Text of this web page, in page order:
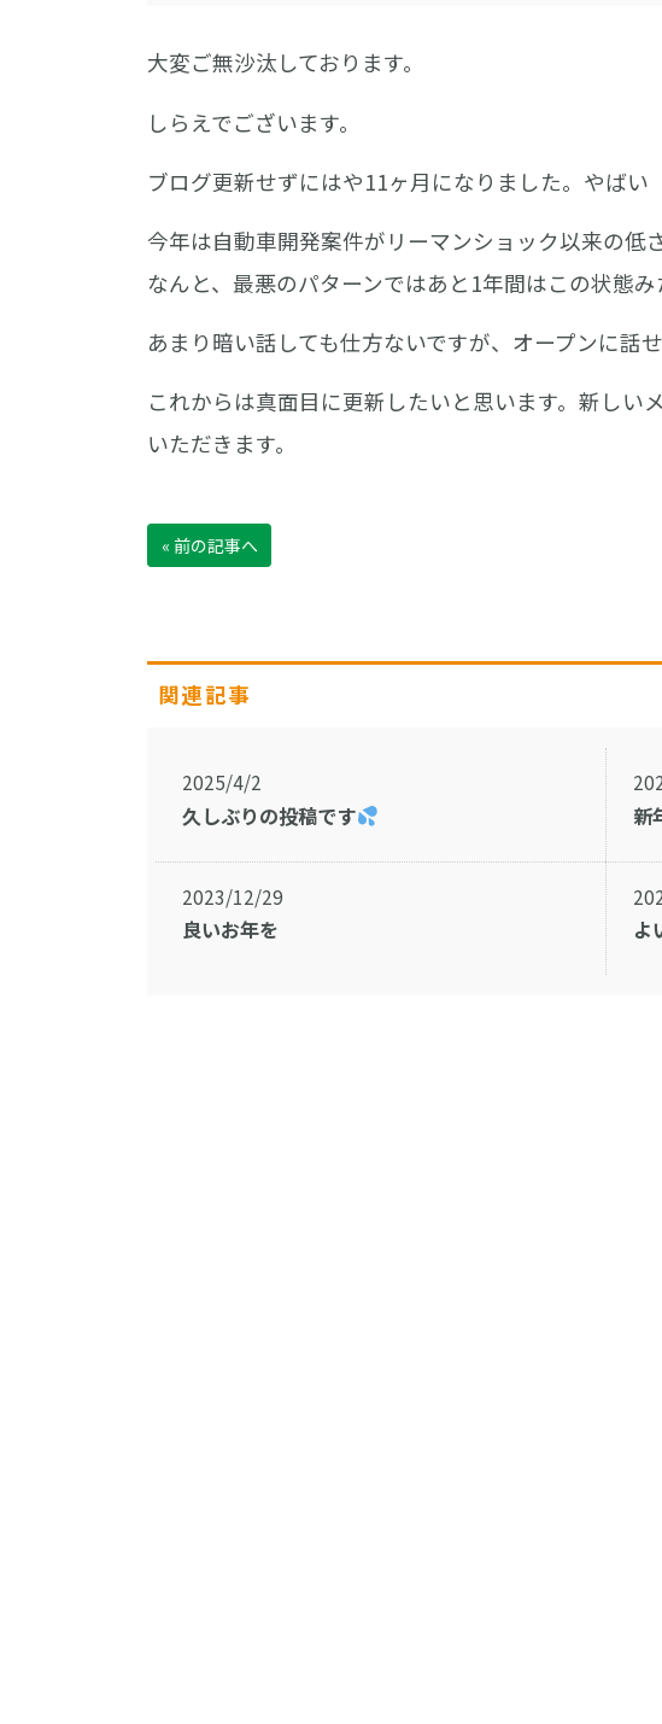
大変ご無沙汰しております。
しらえでございます。
ブログ更新せずにはや11ヶ月になりました。やばい
今年は自動車開発案件がリーマンショック以来の低
なんと、最悪のパターンではあと1年間はこの状態み
あまり暗い話しても仕方ないですが、オープンに話
これからは真面目に更新したいと思います。新しい
いただきます。
« 前の記事へ
関連記事
2025/4/2
久しぶりの投稿です 新
2023/12/29
良いお年を よ